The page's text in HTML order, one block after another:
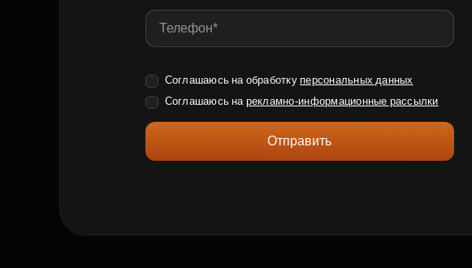
Соглашаюсь на обработку персональных данных
Соглашаюсь на рекламно-информационные рассылки
Отправить